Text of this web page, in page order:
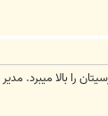
بالا میبرد. مدیر